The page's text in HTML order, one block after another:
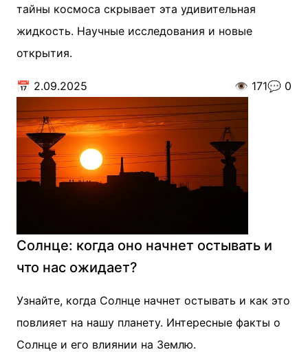
тайны космоса скрывает эта удивительная
жидкость. Научные исследования и новые
открытия.
📅 2.09.2025 👁️ 171💬 0
Солнце: когда оно начнет остывать и
что нас ожидает?
Узнайте, когда Солнце начнет остывать и как это
повлияет на нашу планету. Интересные факты о
Солнце и его влиянии на Землю.